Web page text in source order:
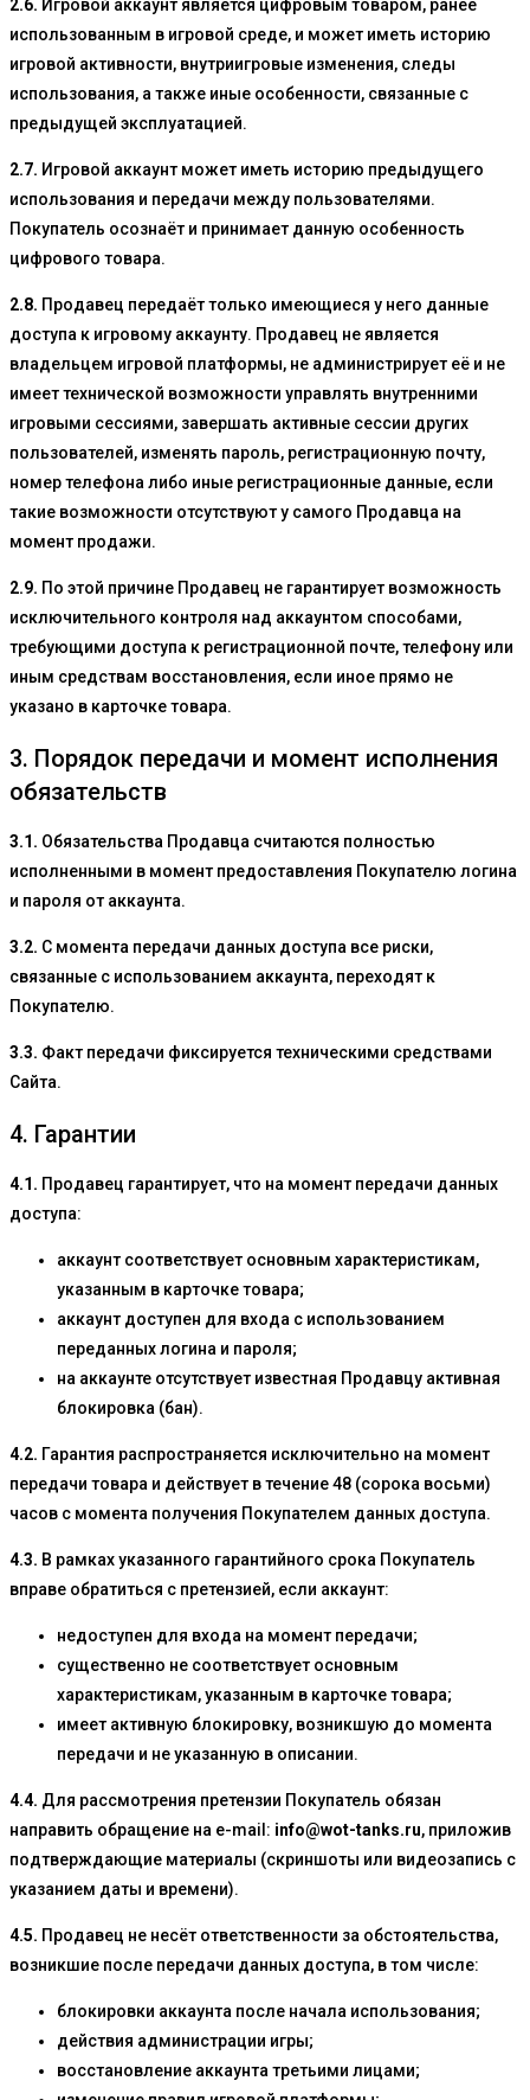
2.6. Игровой аккаунт является цифровым товаром, ранее
использованным в игровой среде, и может иметь историю
игровой активности, внутриигровые изменения, следы
использования, а также иные особенности, связанные с
предыдущей эксплуатацией.
2.7. Игровой аккаунт может иметь историю предыдущего
использования и передачи между пользователями.
Покупатель осознаёт и принимает данную особенность
цифрового товара.
2.8. Продавец передаёт только имеющиеся у него данные
доступа к игровому аккаунту. Продавец не является
владельцем игровой платформы, не администрирует её и не
имеет технической возможности управлять внутренними
игровыми сессиями, завершать активные сессии других
пользователей, изменять пароль, регистрационную почту,
номер телефона либо иные регистрационные данные, если
такие возможности отсутствуют у самого Продавца на
момент продажи.
2.9. По этой причине Продавец не гарантирует возможность
исключительного контроля над аккаунтом способами,
требующими доступа к регистрационной почте, телефону или
иным средствам восстановления, если иное прямо не
указано в карточке товара.
3. Порядок передачи и момент исполнения
обязательств
3.1. Обязательства Продавца считаются полностью
исполненными в момент предоставления Покупателю логина
и пароля от аккаунта.
3.2. С момента передачи данных доступа все риски,
связанные с использованием аккаунта, переходят к
Покупателю.
3.3. Факт передачи фиксируется техническими средствами
Сайта.
4. Гарантии
4.1. Продавец гарантирует, что на момент передачи данных
доступа:
аккаунт соответствует основным характеристикам,
указанным в карточке товара;
аккаунт доступен для входа с использованием
переданных логина и пароля;
на аккаунте отсутствует известная Продавцу активная
блокировка (бан).
4.2. Гарантия распространяется исключительно на момент
передачи товара и действует в течение 48 (сорока восьми)
часов с момента получения Покупателем данных доступа.
4.3. В рамках указанного гарантийного срока Покупатель
вправе обратиться с претензией, если аккаунт:
недоступен для входа на момент передачи;
существенно не соответствует основным
характеристикам, указанным в карточке товара;
имеет активную блокировку, возникшую до момента
передачи и не указанную в описании.
4.4. Для рассмотрения претензии Покупатель обязан
направить обращение на e-mail: info@wot-tanks.ru, приложив
подтверждающие материалы (скриншоты или видеозапись с
указанием даты и времени).
4.5. Продавец не несёт ответственности за обстоятельства,
возникшие после передачи данных доступа, в том числе:
блокировки аккаунта после начала использования;
действия администрации игры;
восстановление аккаунта третьими лицами;